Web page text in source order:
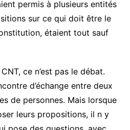
permis à plusieurs entités
sur ce qui doit être le
étaient tout sauf
ce n’est pas le débat.
d’échange entre deux
de personnes. Mais lorsque
leurs propositions, il n y